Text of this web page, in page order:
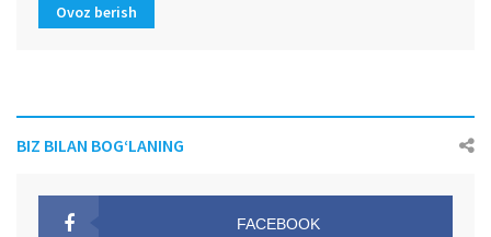
Ovoz berish
BIZ BILAN BOG‘LANING
FACEBOOK